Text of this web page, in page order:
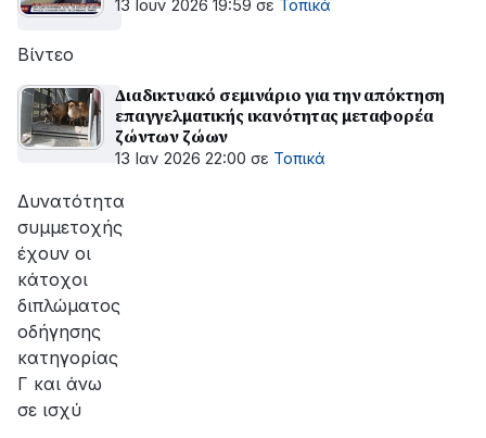
13 Ιουν 2026 19:59 σε Τοπικά
Βίντεο
Διαδικτυακό σεμινάριο για την απόκτηση
επαγγελματικής ικανότητας μεταφορέα
ζώντων ζώων
13 Ιαν 2026 22:00 σε Τοπικά
Δυνατότητα
συμμετοχής
έχουν οι
κάτοχοι
διπλώματος
οδήγησης
κατηγορίας
Γ και άνω
σε ισχύ